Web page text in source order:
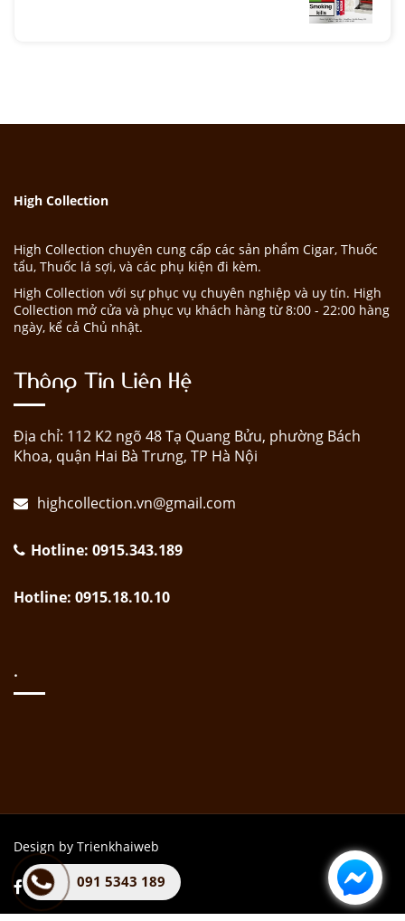
High Collection
High Collection chuyên cung cấp các sản phẩm Cigar, Thuốc
tẩu, Thuốc lá sợi, và các phụ kiện đi kèm.
High Collection với sự phục vụ chuyên nghiệp và uy tín. High
Collection mở cửa và phục vụ khách hàng từ 8:00 - 22:00 hàng
ngày, kể cả Chủ nhật.
Thông Tin Liên Hệ
Địa chỉ: 112 K2 ngõ 48 Tạ Quang Bửu, phường Bách
Khoa, quận Hai Bà Trưng, TP Hà Nội
highcollection.vn@gmail.com
Hotline: 0915.343.189
Hotline: 0915.18.10.10
.
Design by Trienkhaiweb
091 5343 189